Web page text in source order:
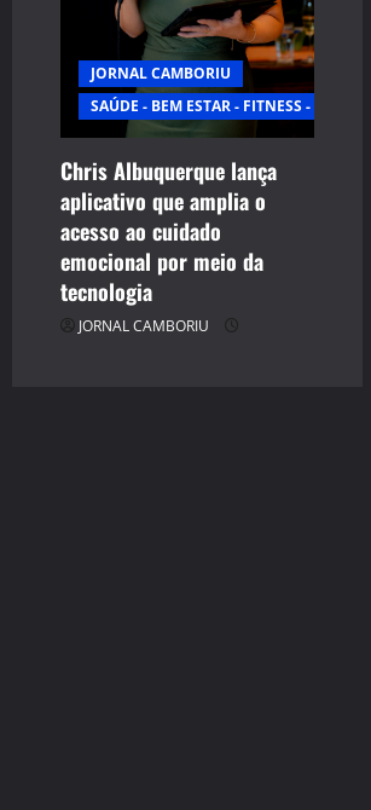
JORNAL CAMBORIU
SAÚDE - BEM ESTAR - FITNESS - ESPORTE
Chris Albuquerque lança
aplicativo que amplia o
acesso ao cuidado
emocional por meio da
tecnologia
JORNAL CAMBORIU